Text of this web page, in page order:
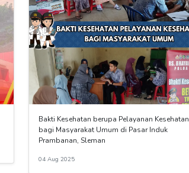
Bakti Kesehatan berupa Pelayanan Kesehatan
bagi Masyarakat Umum di Pasar Induk
Prambanan, Sleman
04 Aug 2025